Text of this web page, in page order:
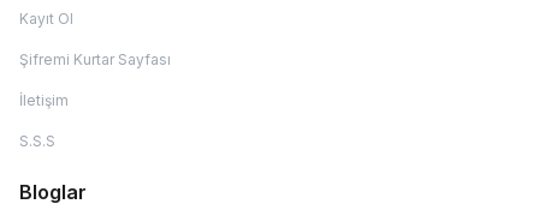
Kayıt Ol
Şifremi Kurtar Sayfası
İletişim
S.S.S
Bloglar